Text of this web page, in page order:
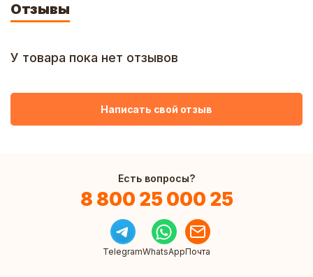
Отзывы
У товара пока нет отзывов
Написать свой отзыв
Есть вопросы?
8 800 25 000 25
TelegramWhatsAppПочта